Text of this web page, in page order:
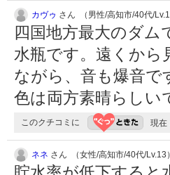
カヴゥ さん （男性/高知市/40代/
四国地方最大のダム
水瓶です。遠くから
ながら、音も爆音
色は両方素晴らしい
このクチコミに 現在
ネネ さん （女性/高知市/40代/Lv.13）